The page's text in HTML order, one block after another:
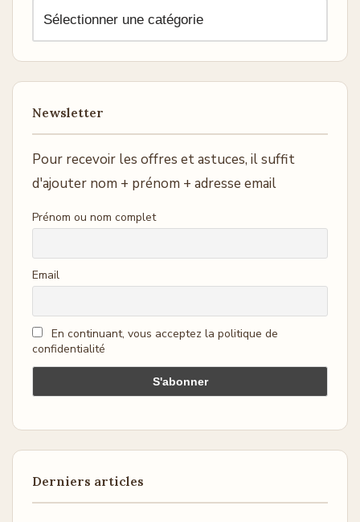
Newsletter
Pour recevoir les offres et astuces, il suffit
d'ajouter nom + prénom + adresse email
Prénom ou nom complet
Email
En continuant, vous acceptez la politique de
confidentialité
Derniers articles